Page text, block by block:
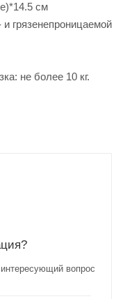
см
грязенепроницаемой
не более 10 кг.
вопрос